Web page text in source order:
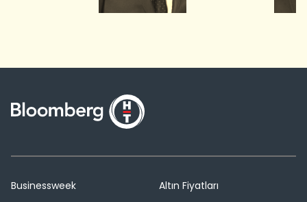
Businessweek
Altın Fiyatları